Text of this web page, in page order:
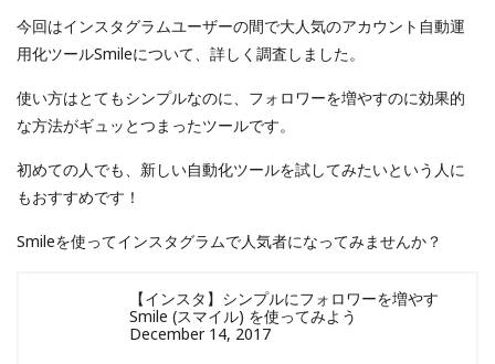
今回はインスタグラムユーザーの間で大人気のアカウント自動運
用化ツールSmileについて、詳しく調査しました。
使い方はとてもシンプルなのに、フォロワーを増やすのに効果的
な方法がギュッとつまったツールです。
初めての人でも、新しい自動化ツールを試してみたいという人に
もおすすめです！
Smileを使ってインスタグラムで人気者になってみませんか？
【インスタ】シンプルにフォロワーを増やす
Smile (スマイル) を使ってみよう
December 14, 2017